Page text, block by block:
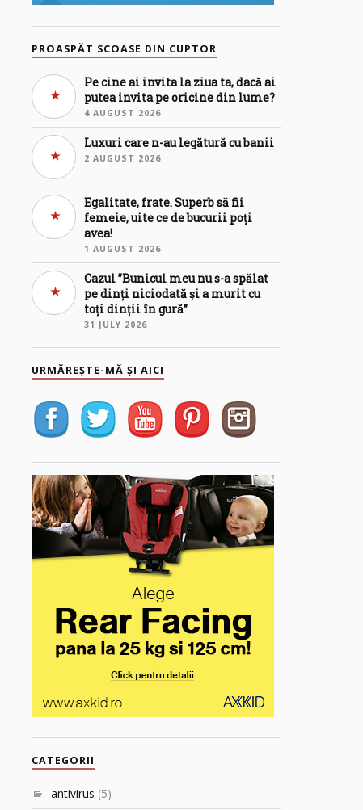
PROASPĂT SCOASE DIN CUPTOR
Pe cine ai invita la ziua ta, dacă ai
putea invita pe oricine din lume?
4 AUGUST 2026
Luxuri care n-au legătură cu banii
2 AUGUST 2026
Egalitate, frate. Superb să fii
femeie, uite ce de bucurii poți
avea!
1 AUGUST 2026
Cazul ”Bunicul meu nu s-a spălat
pe dinți niciodată și a murit cu
toți dinții în gură”
31 JULY 2026
URMĂREȘTE-MĂ ȘI AICI
CATEGORII
antivirus (5)